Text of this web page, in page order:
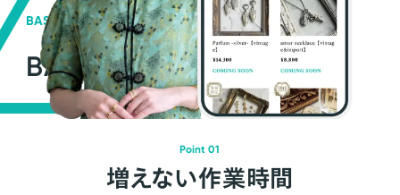
BASEの強み
BASEが強い3つの理由
Point 01
増えない作業時間